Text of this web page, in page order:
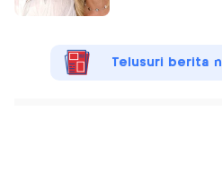
Telusuri berita